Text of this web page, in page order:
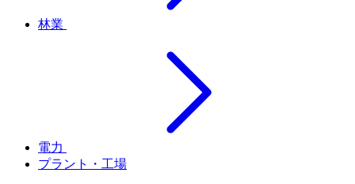
林業
電力
プラント・工場